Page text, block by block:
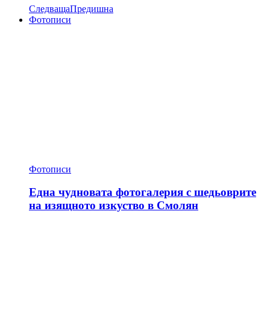
СледващаПредишна
Фотописи
Фотописи
Една чудновата фотогалерия с шедьоврите
на изящното изкуство в Смолян